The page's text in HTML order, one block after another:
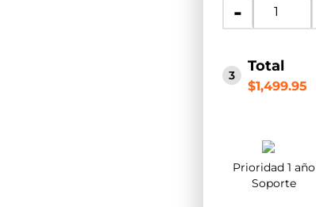
-
3
Total
$1,499.95
Prioridad 1 año
Soporte